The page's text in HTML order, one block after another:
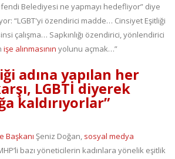
Belediyesi ne yapmayı hedefliyor” diye
“LGBT'yi özendirici madde… Cinsiyet Eşitliği
çalışma… Sapkınlığı özendirici, yönlendirici
işe alınmasının yolunu açmak…”
adına yapılan her
LGBTİ diyerek
kaldırıyorlar”
Başkanı Şeniz Doğan, sosyal medya
bazı yöneticilerin kadınlara yönelik eşitlik